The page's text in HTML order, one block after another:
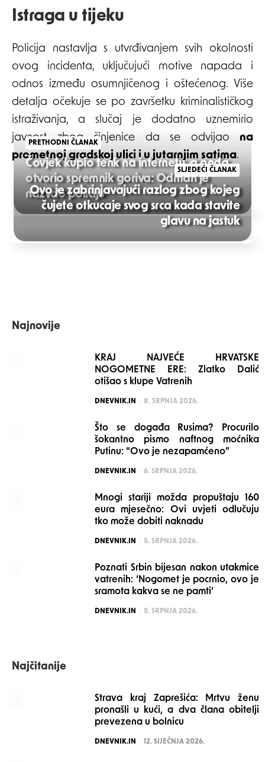
Istraga u tijeku
Policija nastavlja s utvrđivanjem svih okolnosti
ovog incidenta, uključujući motive napada i
odnos između osumnjičenog i oštećenog. Više
detalja očekuje se po završetku kriminalističkog
istraživanja, a slučaj je dodatno uznemirio
javnost zbog činjenice da se odvijao na
prometnoj gradskoj ulici i u jutarnjim satima.
Post
navigation
PRETHODNI ČLANAK
Čovjek kupio tenk na internetu, a onda
otvorio spremnik goriva: Odmah je
nazvao policiju
SLJEDEĆI ČLANAK
Ovo je zabrinjavajući razlog zbog kojeg
čujete otkucaje svog srca kada stavite
glavu na jastuk
Najnovije
KRAJ NAJVEĆE HRVATSKE
NOGOMETNE ERE: Zlatko Dalić
otišao s klupe Vatrenih
POSTED
DNEVNIK.IN 8. SRPNJA 2026.
Što se događa Rusima? Procurilo
šokantno pismo naftnog moćnika
Putinu: “Ovo je nezapamćeno”
POSTED
DNEVNIK.IN 6. SRPNJA 2026.
Mnogi stariji možda propuštaju 160
eura mjesečno: Ovi uvjeti odlučuju
tko može dobiti naknadu
POSTED
DNEVNIK.IN 5. SRPNJA 2026.
Poznati Srbin bijesan nakon utakmice
vatrenih: ‘Nogomet je pocrnio, ovo je
sramota kakva se ne pamti’
POSTED
DNEVNIK.IN 5. SRPNJA 2026.
Najčitanije
Strava kraj Zaprešića: Mrtvu ženu
pronašli u kući, a dva člana obitelji
prevezena u bolnicu
POSTED
DNEVNIK.IN 12. SIJEČNJA 2026.